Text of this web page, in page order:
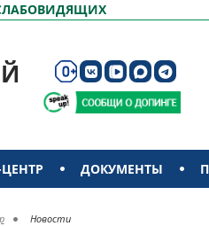
ДОКУМЕНТЫ
Новости